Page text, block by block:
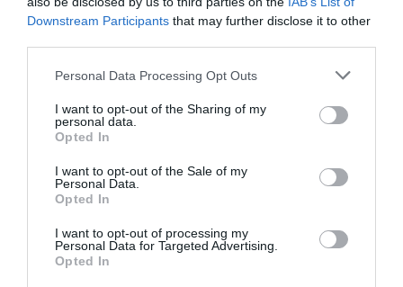
Downstream Participants that may further disclose it to other
Personal Data Processing Opt Outs
I want to opt-out of the Sharing of my
personal data.
Opted In
I want to opt-out of the Sale of my
Personal Data.
Opted In
I want to opt-out of processing my
Personal Data for Targeted Advertising.
Opted In
от центра
Превосходно 9/10
ТАРИФЫ
ТАРИФЫ